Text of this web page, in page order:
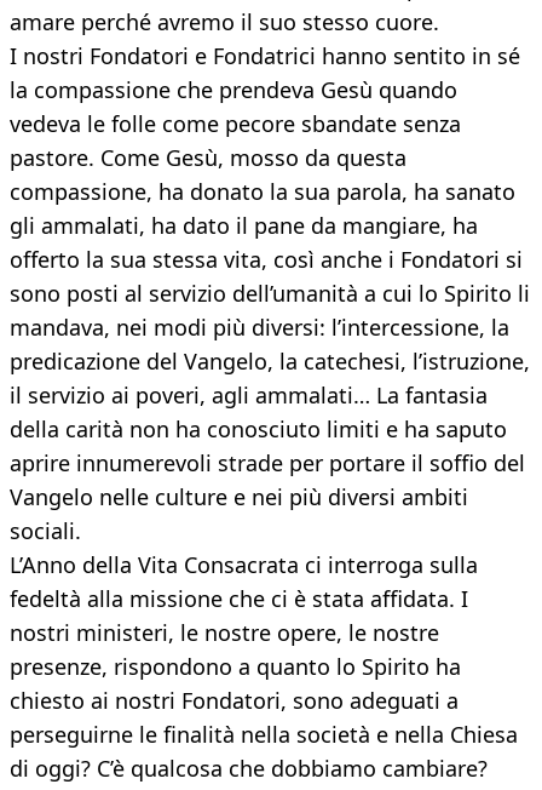
amare perché avremo il suo stesso cuore.
I nostri Fondatori e Fondatrici hanno sentito in sé
la compassione che prendeva Gesù quando
vedeva le folle come pecore sbandate senza
pastore. Come Gesù, mosso da questa
compassione, ha donato la sua parola, ha sanato
gli ammalati, ha dato il pane da mangiare, ha
offerto la sua stessa vita, così anche i Fondatori si
sono posti al servizio dell’umanità a cui lo Spirito li
mandava, nei modi più diversi: l’intercessione, la
predicazione del Vangelo, la catechesi, l’istruzione,
il servizio ai poveri, agli ammalati… La fantasia
della carità non ha conosciuto limiti e ha saputo
aprire innumerevoli strade per portare il soffio del
Vangelo nelle culture e nei più diversi ambiti
sociali.
L’Anno della Vita Consacrata ci interroga sulla
fedeltà alla missione che ci è stata affidata. I
nostri ministeri, le nostre opere, le nostre
presenze, rispondono a quanto lo Spirito ha
chiesto ai nostri Fondatori, sono adeguati a
perseguirne le finalità nella società e nella Chiesa
di oggi? C’è qualcosa che dobbiamo cambiare?